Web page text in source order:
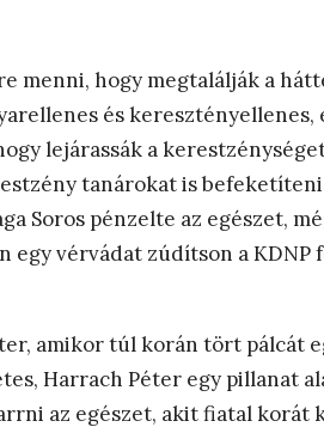
menni, hogy megtalálják a
és
lejárassák a
tanárokat is
Soros pénzelte az egészet,
egy vérvádat zúdítson a KDNP
amikor túl korán tört pálcát
Harrach Péter egy pillanat
az egészet, akit fiatal korát